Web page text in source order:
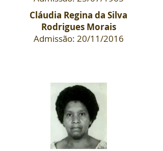
Cláudia Regina da Silva
Rodrigues Morais
Admissão: 20/11/2016